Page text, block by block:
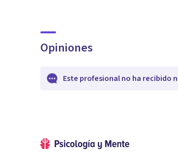
Opiniones
Este profesional no ha recibido